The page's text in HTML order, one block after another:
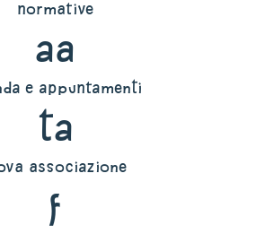
normative
aa
e appuntamenti
ta
associazione
f